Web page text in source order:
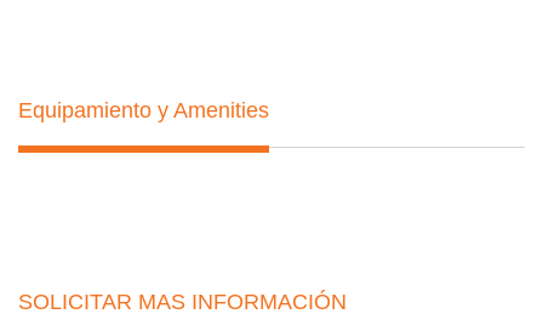
Equipamiento y Amenities
SOLICITAR MAS INFORMACIÓN